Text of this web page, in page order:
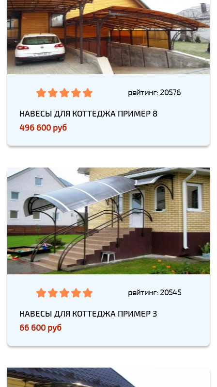
рейтинг: 20576
НАВЕСЫ ДЛЯ КОТТЕДЖА ПРИМЕР 8
496 600 руб
рейтинг: 20545
НАВЕСЫ ДЛЯ КОТТЕДЖА ПРИМЕР 3
66 600 руб